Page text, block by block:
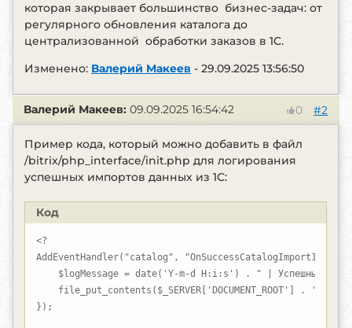
которая закрывает большинство бизнес-задач: от
регулярного обновления каталога до
централизованной обработки заказов в 1С.
Изменено: Валерий Макеев - 29.09.2025 13:56:50
#2
0
Валерий Макеев: 09.09.2025 16:54:42
Пример кода, который можно добавить в файл
/bitrix/php_interface/init.php для логирования
успешных импортов данных из 1С:
Код
<?
AddEventHandler("catalog", "OnSuccessCatalogImport1C",
$logMessage = date('Y-m-d H:i:s') . " | Успешный
file_put_contents($_SERVER['DOCUMENT_ROOT'] . '/log/
});